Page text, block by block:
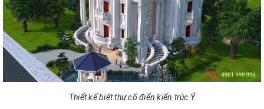
Thiết kế biệt thự cổ điển kiến trúc Ý